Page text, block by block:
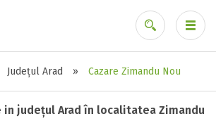
Județul Arad » Cazare Zimandu Nou
in județul Arad în localitatea Zimandu